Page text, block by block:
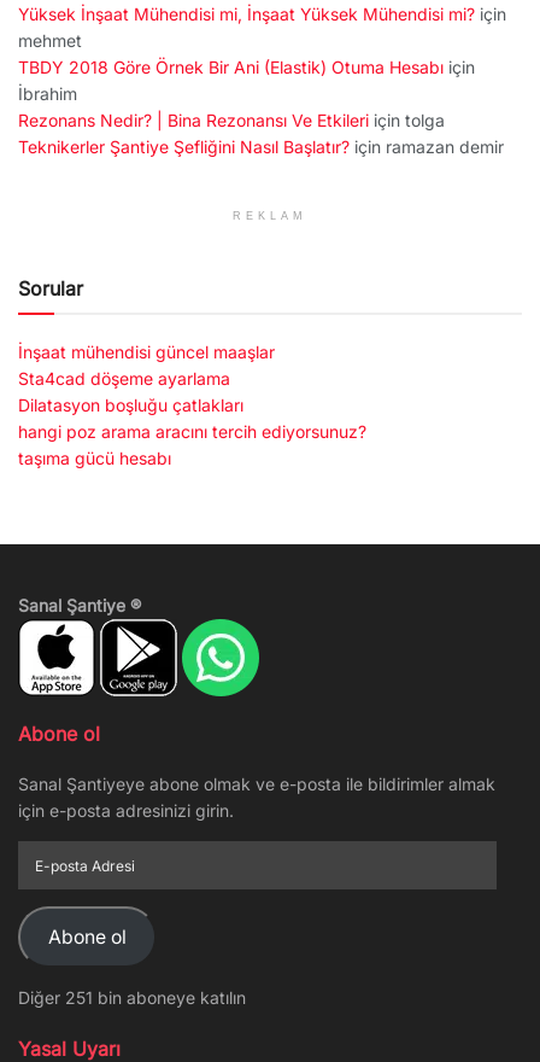
Yüksek İnşaat Mühendisi mi, İnşaat Yüksek Mühendisi mi? için
mehmet
TBDY 2018 Göre Örnek Bir Ani (Elastik) Otuma Hesabı için
İbrahim
Rezonans Nedir? | Bina Rezonansı Ve Etkileri için tolga
Teknikerler Şantiye Şefliğini Nasıl Başlatır? için ramazan demir
REKLAM
Sorular
İnşaat mühendisi güncel maaşlar
Sta4cad döşeme ayarlama
Dilatasyon boşluğu çatlakları
hangi poz arama aracını tercih ediyorsunuz?
taşıma gücü hesabı
Sanal Şantiye ®
Abone ol
Sanal Şantiyeye abone olmak ve e-posta ile bildirimler almak
için e-posta adresinizi girin.
posta
Adresi
Abone ol
Diğer 251 bin aboneye katılın
Yasal Uyarı